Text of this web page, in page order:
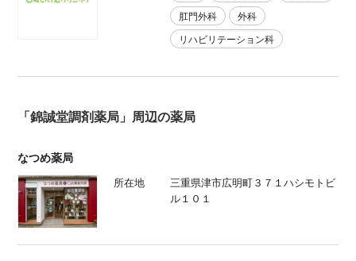
肛門外科
外科
リハビリテーション科
「錦誠堂調剤薬局」周辺の薬局
なつめ薬局
所在地
三重県津市広明町３７１ハシモトビ
ル１０１